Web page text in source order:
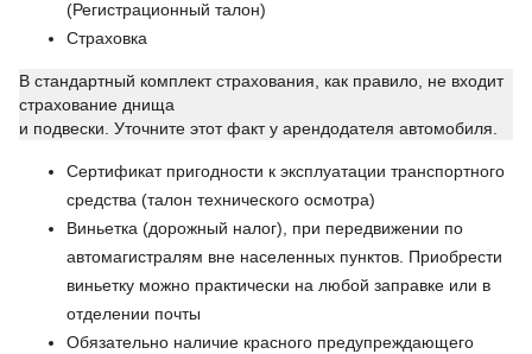
(Регистрационный талон)
Страховка
В стандартный комплект страхования, как правило, не входит
страхование днища
и подвески. Уточните этот факт у арендодателя автомобиля.
Сертификат пригодности к эксплуатации транспортного
средства (талон технического осмотра)
Виньетка (дорожный налог), при передвижении по
автомагистралям вне населенных пунктов. Приобрести
виньетку можно практически на любой заправке или в
отделении почты
Обязательно наличие красного предупреждающего